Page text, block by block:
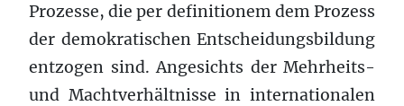
Prozesse, die per definitionem dem Prozess
der demokratischen Entscheidungsbildung
entzogen sind. Angesichts der Mehrheits-
und Machtverhältnisse in internationalen